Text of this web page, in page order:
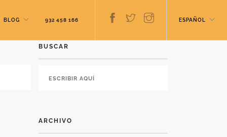
BLOG 932 458 166 ESPAÑOL
BUSCAR
ARCHIVO